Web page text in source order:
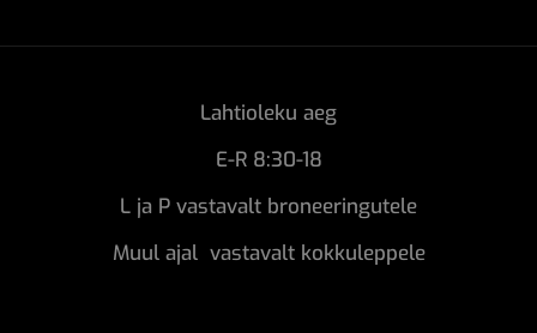
Lahtioleku aeg
E-R 8:30-18
L ja P vastavalt broneeringutele
Muul ajal vastavalt kokkuleppele